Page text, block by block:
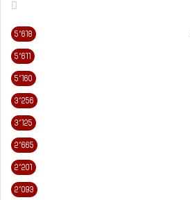
5٬618
5٬611
5٬160
3٬256
3٬125
2٬665
2٬201
2٬093